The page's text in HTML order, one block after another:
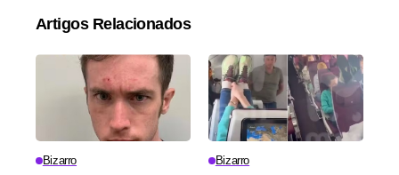
Artigos Relacionados
Bizarro Bizarro